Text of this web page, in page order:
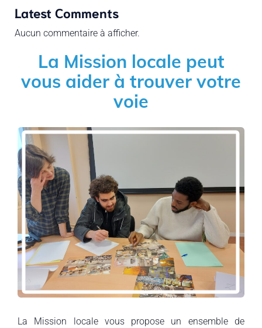
Latest Comments
Aucun commentaire à afficher.
La Mission locale peut
vous aider à trouver votre
voie
La Mission locale vous propose un ensemble de